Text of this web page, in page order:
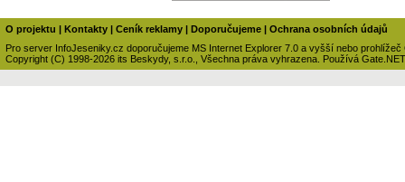
O projektu | Kontakty | Ceník reklamy | Doporučujeme | Ochrana osobních údajů
Pro server InfoJeseniky.cz doporučujeme MS Internet Explorer 7.0 a vyšší nebo prohlížeč
Copyright (C) 1998-2026 its Beskydy, s.r.o., Všechna práva vyhrazena. Používá